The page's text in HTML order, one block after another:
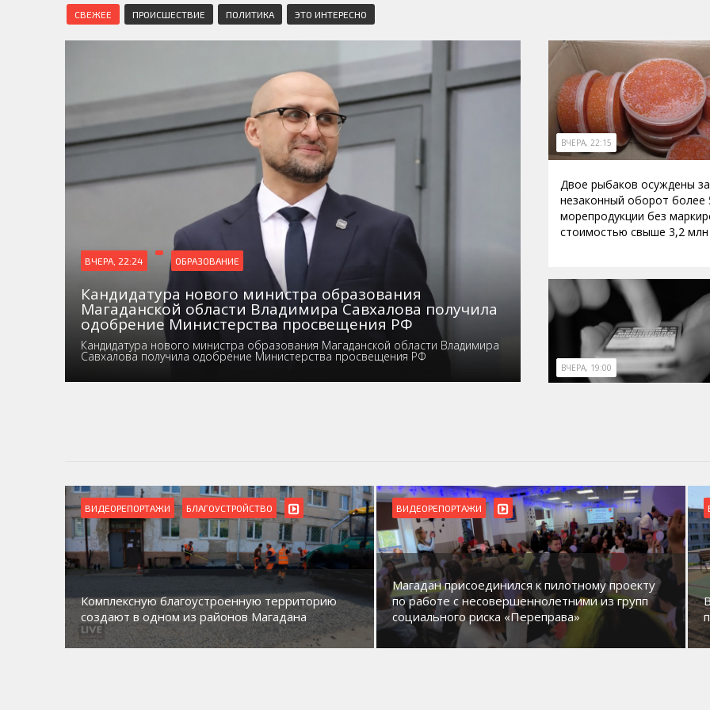
СВЕЖЕЕ ПРОИСШЕСТВИЕ ПОЛИТИКА ЭТО ИНТЕРЕСНО
ВЧЕРА, 22:24 ОБРАЗОВАНИЕ
Кандидатура нового министра образования
Магаданской области Владимира Савхалова получила
одобрение Министерства просвещения РФ
Кандидатура нового министра образования Магаданской области Владимира
Савхалова получила одобрение Министерства просвещения РФ
ВЧЕРА, 22:15
Двое рыбаков осуждены за
незаконный оборот более
морепродукции без
стоимостью свыше 3,2 млн
ВЧЕРА, 19:00
ВИДЕОРЕПОРТАЖИ БЛАГОУСТРОЙСТВО
Комплексную благоустроенную территорию
создают в одном из районов Магадана
ВИДЕОРЕПОРТАЖИ
Магадан присоединился к пилотному проекту
по работе с несовершеннолетними из групп
социального риска «Переправа»